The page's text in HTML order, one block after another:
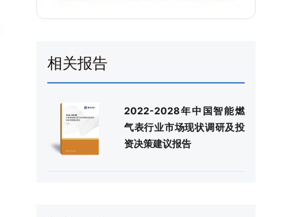
相关报告
2022-2028年中国智能燃
气表行业市场现状调研及投
资决策建议报告